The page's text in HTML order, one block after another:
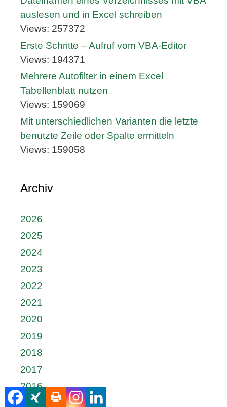
auslesen und in Excel schreiben
Views: 257372
Erste Schritte – Aufruf vom VBA-Editor
Views: 194371
Mehrere Autofilter in einem Excel
Tabellenblatt nutzen
Views: 159069
Mit unterschiedlichen Varianten die letzte
benutzte Zeile oder Spalte ermitteln
Views: 159058
Archiv
2026
2025
2024
2023
2022
2021
2020
2019
2018
2017
2016
2015